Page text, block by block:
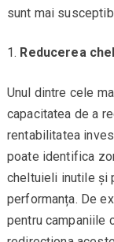
sunt mai
Reducerea
Unul dintre cele
capacitatea de a
rentabilitatea
poate identifica
cheltuieli inutile și
performanța. De
pentru campaniile